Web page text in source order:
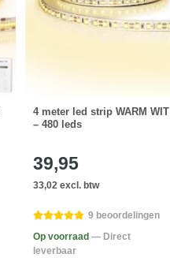
4 meter led strip WARM WIT
– 480 leds
39,95
33,02 excl. btw
9 beoordelingen
Op voorraad — Direct
leverbaar